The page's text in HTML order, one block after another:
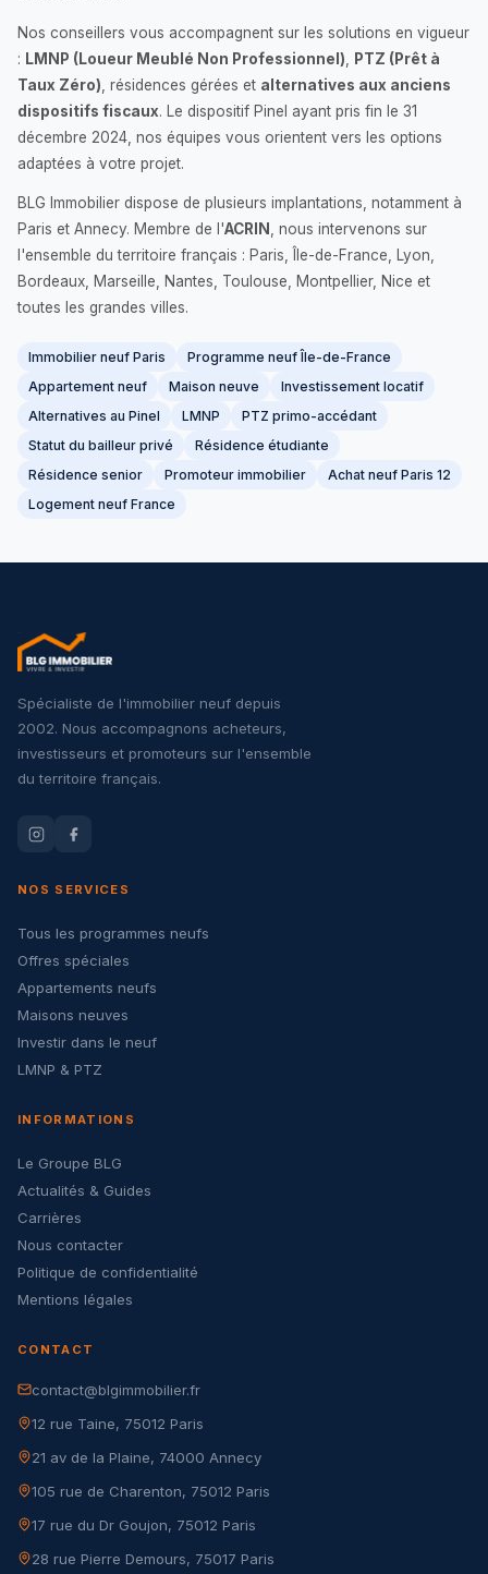
Nos conseillers vous accompagnent sur les solutions en vigueur
: LMNP (Loueur Meublé Non Professionnel)
PTZ (Prêt à
Taux Zéro) , résidences gérées et alternatives aux anciens
dispositifs fiscaux. Le dispositif Pinel ayant pris fin le 31
décembre 2024, nos équipes vous orientent vers les options
adaptées à votre projet.
BLG Immobilier dispose de plusieurs implantations, notamment à
Paris et Annecy. Membre de l'ACRIN
, nous intervenons sur
l'ensemble du territoire français : Paris, Île-de-France, Lyon,
Bordeaux, Marseille, Nantes, Toulouse, Montpellier, Nice et
toutes les grandes villes.
Immobilier neuf Paris
Programme neuf Île-de-France
Appartement neuf
Maison neuve
Investissement locatif
Alternatives au Pinel
LMNP
PTZ primo-accédant
Statut du bailleur privé
Résidence étudiante
Résidence senior
Promoteur immobilier
Achat neuf Paris 12
Logement neuf France
Spécialiste de l'immobilier neuf depuis
2002. Nous accompagnons acheteurs,
investisseurs et promoteurs sur l'ensemble
du territoire français.
NOS SERVICES
Tous les programmes neufs
Offres spéciales
Appartements neufs
Maisons neuves
Investir dans le neuf
LMNP & PTZ
INFORMATIONS
Le Groupe BLG
Actualités & Guides
Carrières
Nous contacter
Politique de confidentialité
Mentions légales
CONTACT
contact@blgimmobilier.fr
12 rue Taine, 75012 Paris
21 av de la Plaine, 74000 Annecy
105 rue de Charenton, 75012 Paris
17 rue du Dr Goujon, 75012 Paris
28 rue Pierre Demours, 75017 Paris